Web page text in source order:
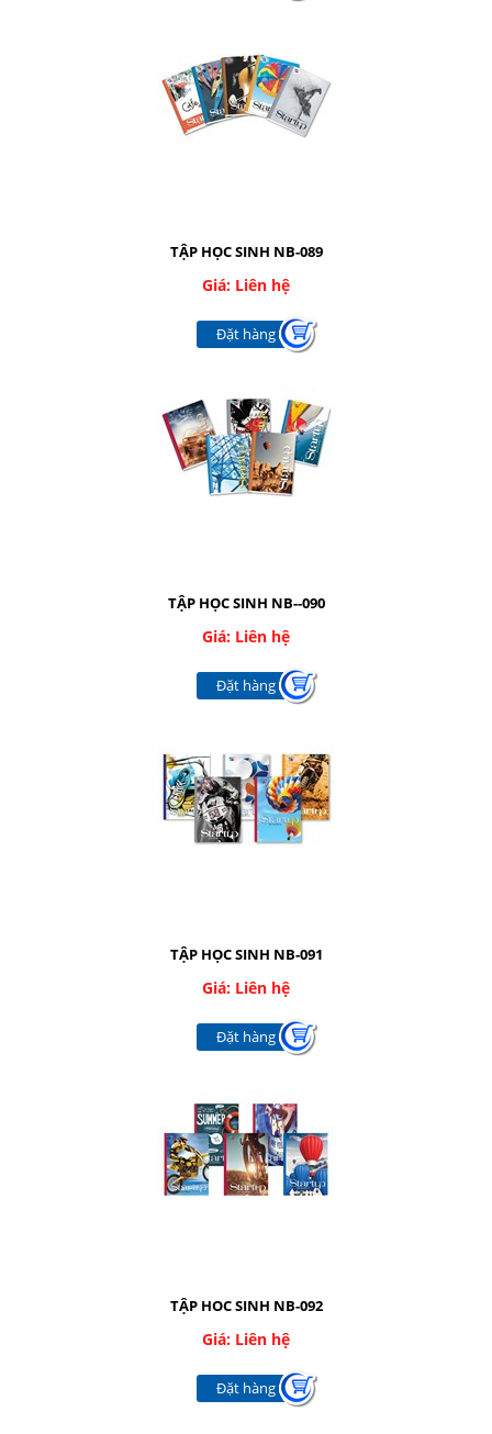
TẬP HỌC SINH NB-089
Giá: Liên hệ
Đặt hàng
TẬP HỌC SINH NB--090
Giá: Liên hệ
Đặt hàng
TẬP HỌC SINH NB-091
Giá: Liên hệ
Đặt hàng
TẬP HOC SINH NB-092
Giá: Liên hệ
Đặt hàng